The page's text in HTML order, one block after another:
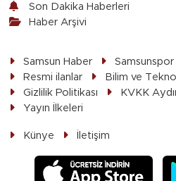
Son Dakika Haberleri
Haber Arşivi
Samsun Haber Samsunspor
Resmi ilanlar
Bilim ve
Gizlilik Politikası
KVKK
Yayın İlkeleri
Künye İletişim